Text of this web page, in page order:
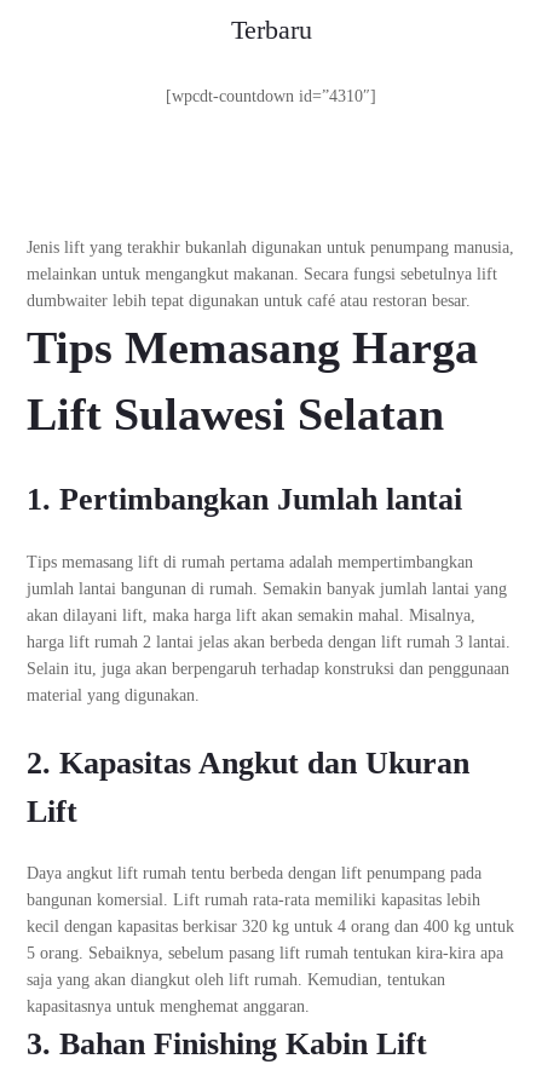
Terbaru
[wpcdt-countdown id=”4310″]
Jenis lift yang terakhir bukanlah digunakan untuk penumpang manusia,
melainkan untuk mengangkut makanan. Secara fungsi sebetulnya lift
dumbwaiter lebih tepat digunakan untuk café atau restoran besar.
Tips MemasangHarga
Lift Sulawesi Selatan
1. Pertimbangkan Jumlah lantai
Tips memasang lift di rumah pertama adalah mempertimbangkan
jumlah lantai bangunan di rumah. Semakin banyak jumlah lantai yang
akan dilayani lift, maka harga lift akan semakin mahal. Misalnya,
harga lift rumah 2 lantai jelas akan berbeda dengan lift rumah 3 lantai.
Selain itu, juga akan berpengaruh terhadap konstruksi dan penggunaan
material yang digunakan.
2. Kapasitas Angkut dan Ukuran
Lift
Daya angkut lift rumah tentu berbeda dengan lift penumpang pada
bangunan komersial. Lift rumah rata-rata memiliki kapasitas lebih
kecil dengan kapasitas berkisar 320 kg untuk 4 orang dan 400 kg untuk
5 orang. Sebaiknya, sebelum pasang lift rumah tentukan kira-kira apa
saja yang akan diangkut oleh lift rumah. Kemudian, tentukan
kapasitasnya untuk menghemat anggaran.
3. Bahan Finishing Kabin Lift